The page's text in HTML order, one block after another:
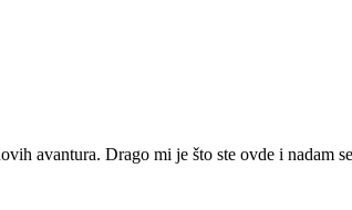
avantura. Drago mi je što ste ovde i nadam